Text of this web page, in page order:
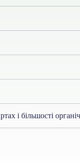
і більшості